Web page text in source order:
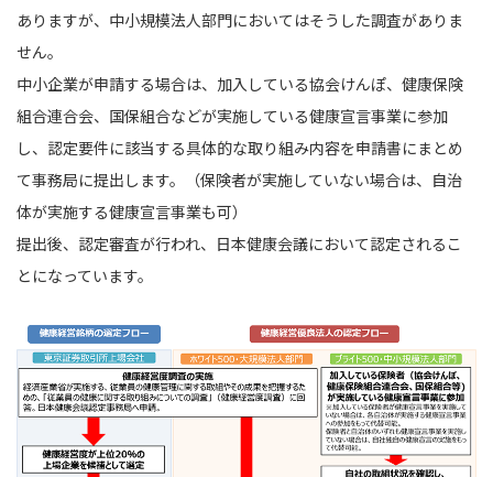
ありますが、中小規模法人部門においてはそうした調査がありま
せん。
中小企業が申請する場合は、加入している協会けんぽ、健康保険
組合連合会、国保組合などが実施している健康宣言事業に参加
し、認定要件に該当する具体的な取り組み内容を申請書にまとめ
て事務局に提出します。（保険者が実施していない場合は、自治
体が実施する健康宣言事業も可）
提出後、認定審査が行われ、日本健康会議において認定されるこ
とになっています。